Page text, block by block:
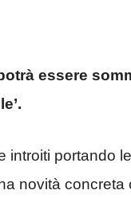
essere
introiti portando
novità